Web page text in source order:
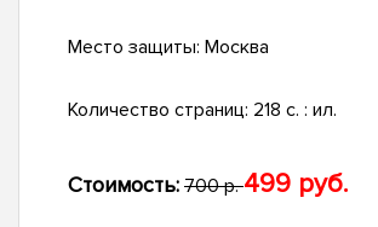
Место защиты: Москва
Количество страниц: 218 с. : ил.
Стоимость: 700 р.499 руб.